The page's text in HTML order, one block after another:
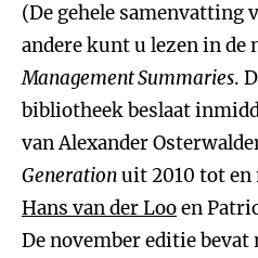
(De gehele samenvatting
andere kunt u lezen in de
Management Summaries.
bibliotheek beslaat
van Alexander
Generationuit 2010 tot
Hans van der Looen
De november editie bevat